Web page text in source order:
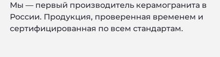
Мы — первый производитель керамогранита в
России. Продукция, проверенная временем и
сертифицированная по всем стандартам.